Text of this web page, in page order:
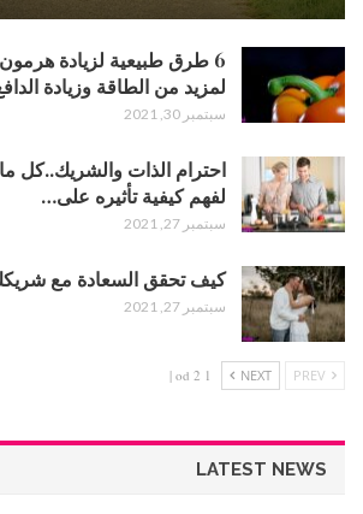
6 طرق طبيعية لزيادة
لمزيد من الطاقة وزيادة
سبتمبر 30, 2021
احترام الذات والشريك..كل
لفهم كيفية تأثيره على…
سبتمبر 27, 2021
كيف تحقق السعادة مع
سبتمبر 27, 2021
NEXT
1 od 2 |
LATEST NEWS